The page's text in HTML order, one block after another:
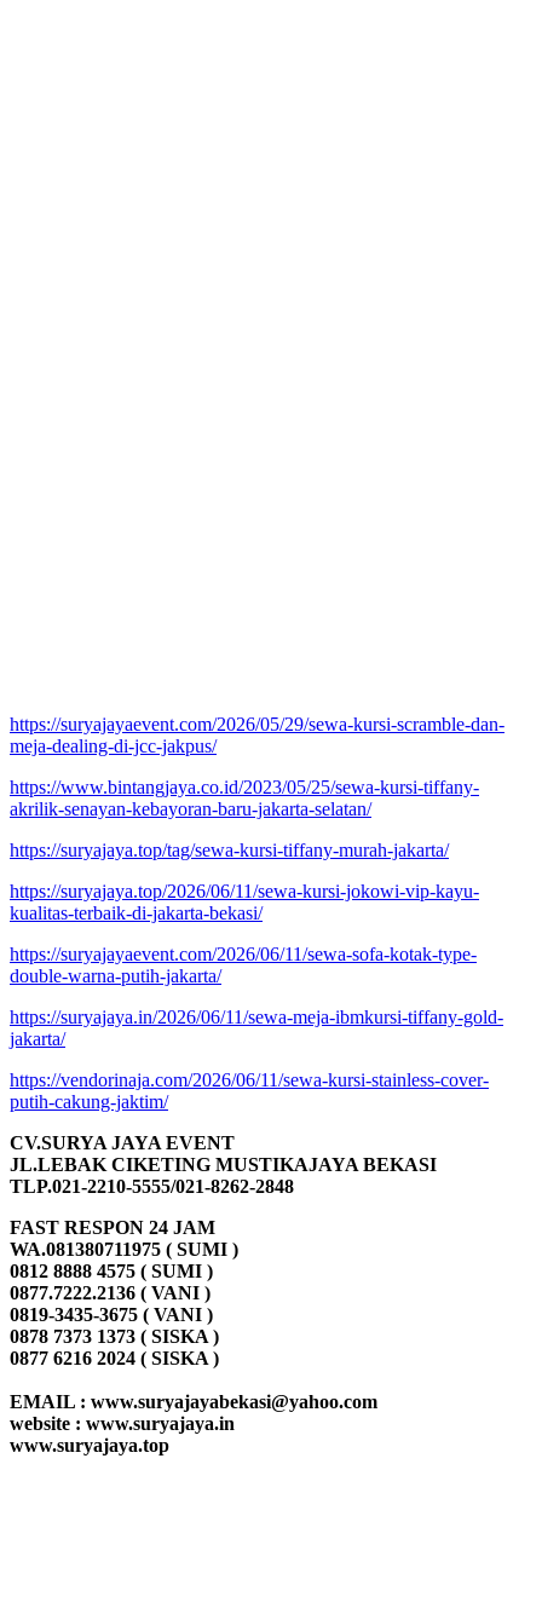
https://suryajayaevent.com/2026/05/29/sewa-kursi-scramble-dan-
meja-dealing-di-jcc-jakpus/
https://www.bintangjaya.co.id/2023/05/25/sewa-kursi-tiffany-
akrilik-senayan-kebayoran-baru-jakarta-selatan/
https://suryajaya.top/tag/sewa-kursi-tiffany-murah-jakarta/
https://suryajaya.top/2026/06/11/sewa-kursi-jokowi-vip-kayu-
kualitas-terbaik-di-jakarta-bekasi/
https://suryajayaevent.com/2026/06/11/sewa-sofa-kotak-type-
double-warna-putih-jakarta/
https://suryajaya.in/2026/06/11/sewa-meja-ibmkursi-tiffany-gold-
jakarta/
https://vendorinaja.com/2026/06/11/sewa-kursi-stainless-cover-
putih-cakung-jaktim/
CV.SURYA JAYA EVENT
JL.LEBAK CIKETING MUSTIKAJAYA BEKASI
TLP.021-2210-5555/021-8262-2848
FAST RESPON 24 JAM
WA.081380711975 ( SUMI )
0812 8888 4575 ( SUMI )
0877.7222.2136 ( VANI )
0819-3435-3675 ( VANI )
0878 7373 1373 ( SISKA )
0877 6216 2024 ( SISKA )
EMAIL : www.suryajayabekasi@yahoo.com
website : www.suryajaya.in
www.suryajaya.top